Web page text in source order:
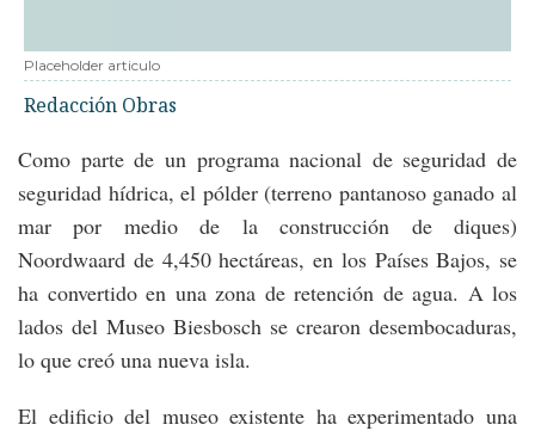
Placeholder articulo
Redacción Obras
Como parte de un programa nacional de seguridad de
seguridad hídrica, el pólder (terreno pantanoso ganado al
mar por medio de la construcción de diques)
Noordwaard de 4,450 hectáreas, en los Países Bajos, se
ha convertido en una zona de retención de agua. A los
lados del Museo Biesbosch se crearon desembocaduras,
lo que creó una nueva isla.
El edificio del museo existente ha experimentado una